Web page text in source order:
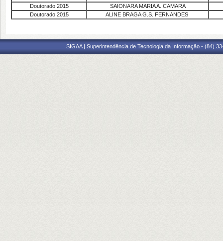
Doutorado 2015
SAIONARA MARIA A. CAMARA
Doutorado 2015
ALINE BRAGA G.S. FERNANDES
SIGAA | Superintendência de Tecnologia da Informação - (84)